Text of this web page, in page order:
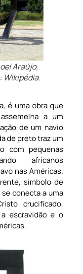
Araújo,
Wikipédia.
é uma obra que
a um
de um navio
de preto traz um
com pequenas
africanos
nas Américas.
símbolo de
conecta a uma
crucificado,
escravidão e o